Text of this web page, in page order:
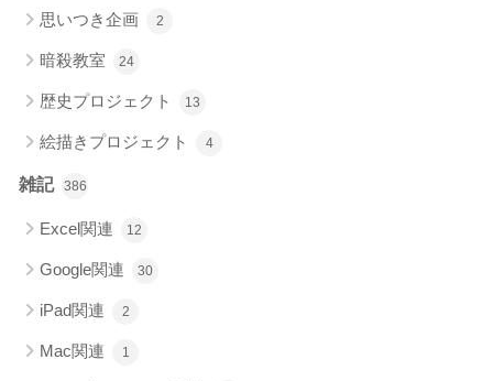
思いつき企画 2
暗殺教室 24
歴史プロジェクト 13
絵描きプロジェクト 4
雑記 386
Excel関連 12
Google関連 30
iPad関連 2
Mac関連 1